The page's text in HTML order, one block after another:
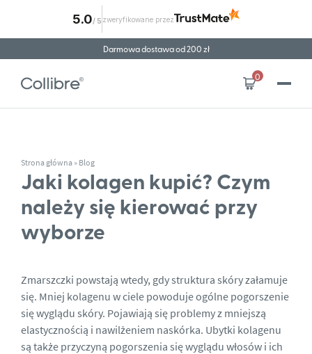
Darmowa dostawa od 200 zł
Kup teraz, zapłać później z PayPro
0
Strona główna » Blog
Jaki kolagen kupić? Czym
należy się kierować przy
wyborze
Zmarszczki powstają wtedy, gdy struktura skóry załamuje
się. Mniej kolagenu w ciele powoduje ogólne pogorszenie
się wyglądu skóry. Pojawiają się problemy z mniejszą
elastycznością i nawilżeniem naskórka. Ubytki kolagenu
są także przyczyną pogorszenia się wyglądu włosów i ich
5.0/ 5 zweryfikowane przez